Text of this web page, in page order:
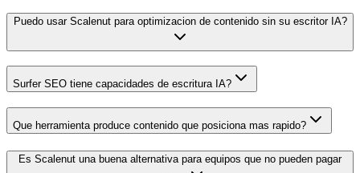
Puedo usar Scalenut para optimizacion de contenido sin su escritor IA?
Surfer SEO tiene capacidades de escritura IA?
Que herramienta produce contenido que posiciona mas rapido?
Es Scalenut una buena alternativa para equipos que no pueden pagar